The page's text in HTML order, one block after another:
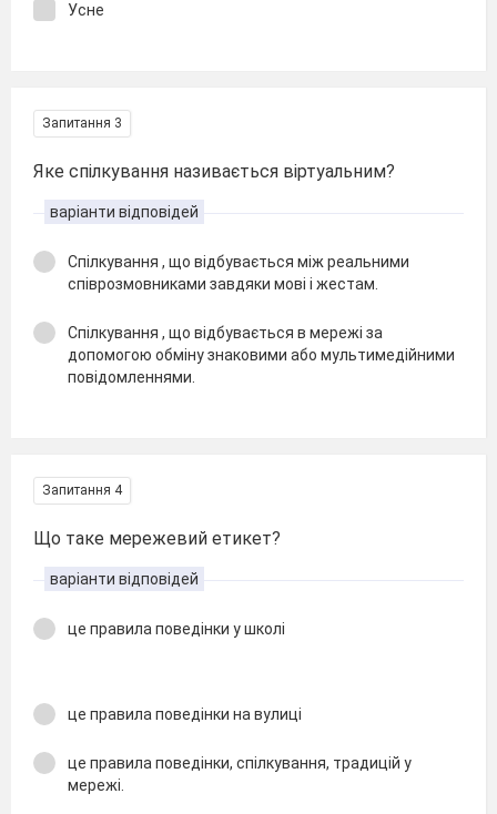
Усне
Запитання 3
Яке спілкування називається віртуальним?
варіанти відповідей
Спілкування , що відбувається між реальними
співрозмовниками завдяки мові і жестам.
Спілкування , що відбувається в мережі за
допомогою обміну знаковими або мультимедійними
повідомленнями.
Запитання 4
Що таке мережевий етикет?
варіанти відповідей
це правила поведінки у школі
це правила поведінки на вулиці
це правила поведінки, спілкування, традицій у
мережі.